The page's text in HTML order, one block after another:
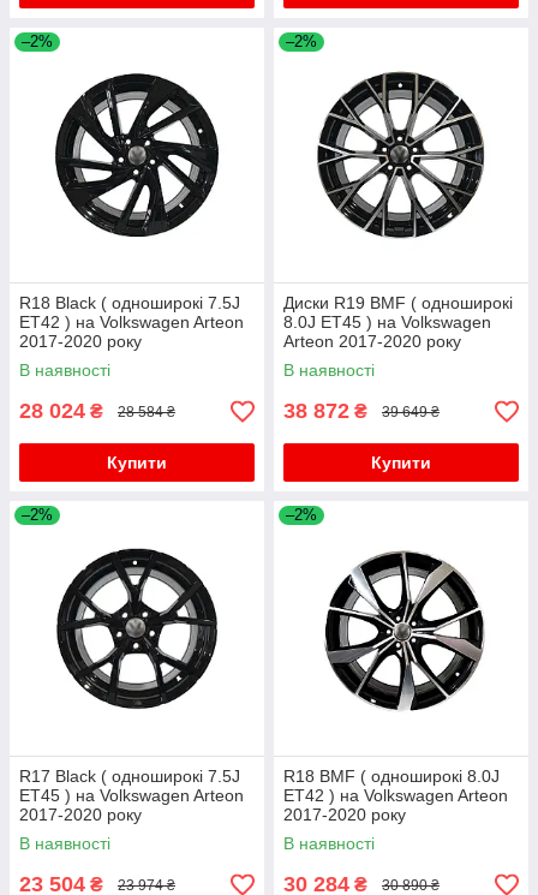
–2%
R18 Black ( одноширокі 7.5J
ET42 ) на Volkswagen Arteon
2017-2020 року
В наявності
28 024 ₴ 28 584 ₴
Купити
–2%
Диски R19 BMF ( одноширокі
8.0J ET45 ) на Volkswagen
Arteon 2017-2020 року
В наявності
38 872 ₴ 39 649 ₴
Купити
–2%
R17 Black ( одноширокі 7.5J
ET45 ) на Volkswagen Arteon
2017-2020 року
В наявності
23 504 ₴ 23 974 ₴
–2%
R18 BMF ( одноширокі 8.0J
ET42 ) на Volkswagen Arteon
2017-2020 року
В наявності
30 284 ₴ 30 890 ₴